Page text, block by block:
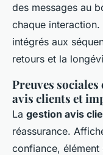
des messages au
chaque
intégrés aux
retours et la
Preuves
avis clients et
La gestion avis
réassurance.
confiance, élément